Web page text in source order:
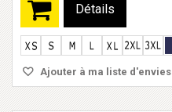
Détails
Ajouter à ma liste d'envies